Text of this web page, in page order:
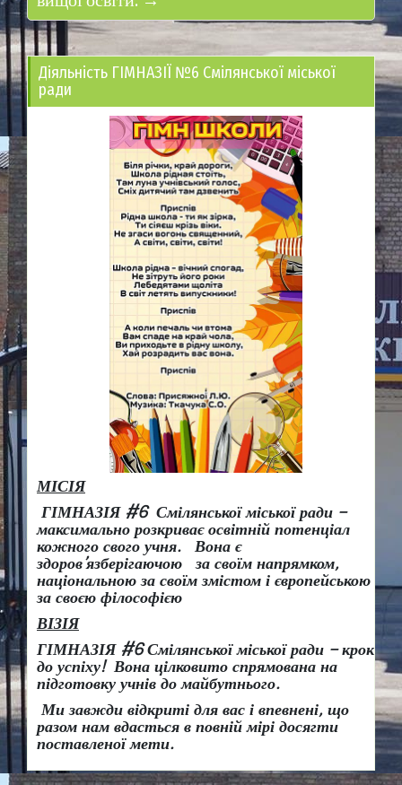
Діяльність ГІМНАЗІЇ №6 Смілянської міської
ради
МІСІЯ
ГІМНАЗІЯ #6 Смілянської міської ради –
максимально розкриває освітній потенціал
кожного свого учня.
Вона є
здоров’язберігаючою за своїм напрямком,
національною за своїм змістом і європейською
за своєю філософією
ВІЗІЯ
ГІМНАЗІЯ #6 Смілянської міської ради – крок
до успіху! Вона цілковито спрямована на
підготовку учнів до майбутнього.
Ми завжди відкриті для вас і впевнені, що
разом нам вдасться в повній мірі досягти
поставленої мети.